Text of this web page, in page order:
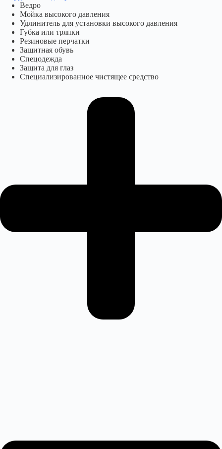
Ведро
Мойка высокого давления
Удлинитель для установки высокого давления
Губка или тряпки
Резиновые перчатки
Защитная обувь
Спецодежда
Защита для глаз
Специализированное чистящее средство